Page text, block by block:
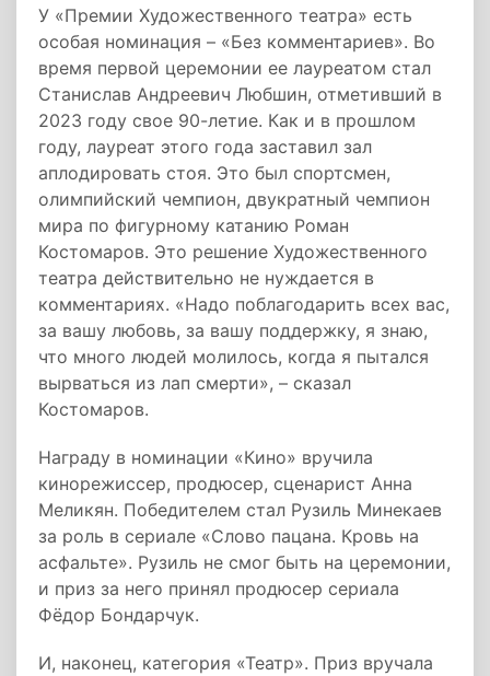
У «Премии Художественного театра» есть
особая номинация – «Без комментариев». Во
время первой церемонии ее лауреатом стал
Станислав Андреевич Любшин, отметивший в
2023 году свое 90-летие. Как и в прошлом
году, лауреат этого года заставил зал
аплодировать стоя. Это был спортсмен,
олимпийский чемпион, двукратный чемпион
мира по фигурному катанию Роман
Костомаров. Это решение Художественного
театра действительно не нуждается в
комментариях. «Надо поблагодарить всех вас,
за вашу любовь, за вашу поддержку, я знаю,
что много людей молилось, когда я пытался
вырваться из лап смерти», – сказал
Костомаров.
Награду в номинации «Кино» вручила
кинорежиссер, продюсер, сценарист Анна
Меликян. Победителем стал Рузиль Минекаев
за роль в сериале «Слово пацана. Кровь на
асфальте». Рузиль не смог быть на церемонии,
и приз за него принял продюсер сериала
Фёдор Бондарчук.
И, наконец, категория «Театр». Приз вручала